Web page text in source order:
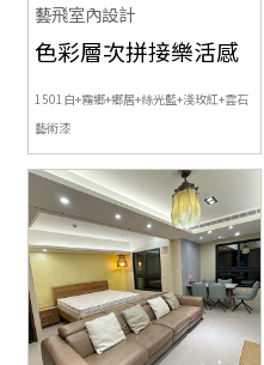
藝飛室內設計
色彩層次拼接樂活感
1501白+霧鄉+鄉居+絲光藍+淺玫紅+雲石
藝術漆